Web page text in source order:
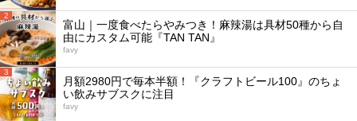
2
富山｜一度食べたらやみつき！麻辣湯は具材50種から自
由にカスタム可能『TAN TAN』
favy
3
月額2980円で毎本半額！『クラフトビール100』のちょ
い飲みサブスクに注目
favy